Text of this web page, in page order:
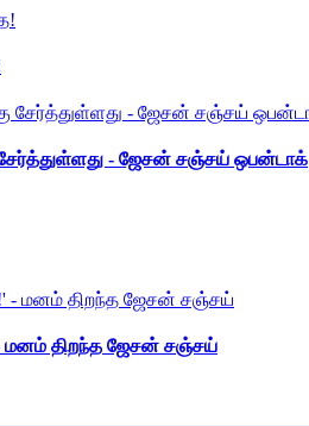
சேர்த்துள்ளது - ஜேசன் சஞ்சய் ஒபன்டாக்
- மனம் திறந்த ஜேசன் சஞ்சய்